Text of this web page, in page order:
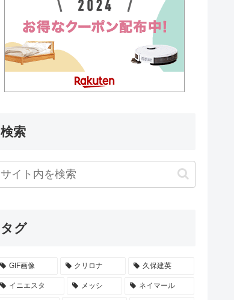
検索
タグ
GIF画像 クリロナ 久保建英
イニエスタ メッシ ネイマール